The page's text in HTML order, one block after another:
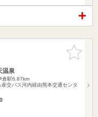
お気に入
りに追加
温泉
倉駅6.87km
交バス河内経由熊本交通センタ